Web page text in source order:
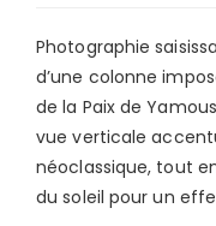
Photographie
d’une colonne
de la Paix de
vue verticale
néoclassique, tout
du soleil pour un